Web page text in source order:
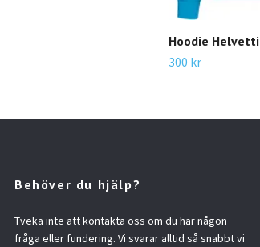
Hoodie Helvetti
300 kr
Behöver du hjälp?
Tveka inte att kontakta oss om du har någon
fråga eller fundering. Vi svarar alltid så snabbt vi